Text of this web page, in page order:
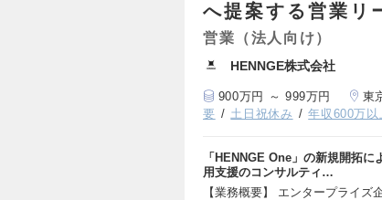
へ提案する営業リ
営業（法人向け）
HENNGE株式会社
900万円 ～ 999万円 東
要
土日祝休み 年収600万以
「HENNGE One」の新規開拓
用支援のコンサルティ…
【業務概要】 エンタープライ